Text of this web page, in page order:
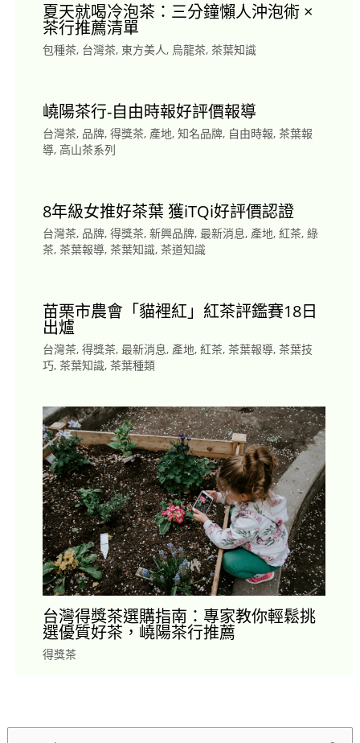
夏天就喝冷泡茶：三分鐘懶人沖泡術 ×
茶行推薦清單
包種茶, 台灣茶, 東方美人, 烏龍茶, 茶葉知識
嶢陽茶行-自由時報好評價報導
台灣茶, 品牌, 得獎茶, 產地, 知名品牌, 自由時報, 茶葉報
導, 高山茶系列
8年級女推好茶葉 獲iTQi好評價認證
台灣茶, 品牌, 得獎茶, 新興品牌, 最新消息, 產地, 紅茶, 綠
茶, 茶葉報導, 茶葉知識, 茶道知識
苗栗市農會「貓裡紅」紅茶評鑑賽18日
出爐
台灣茶, 得獎茶, 最新消息, 產地, 紅茶, 茶葉報導, 茶葉技
巧, 茶葉知識, 茶葉種類
台灣得獎茶選購指南：專家教你輕鬆挑
選優質好茶，嶢陽茶行推薦
得獎茶